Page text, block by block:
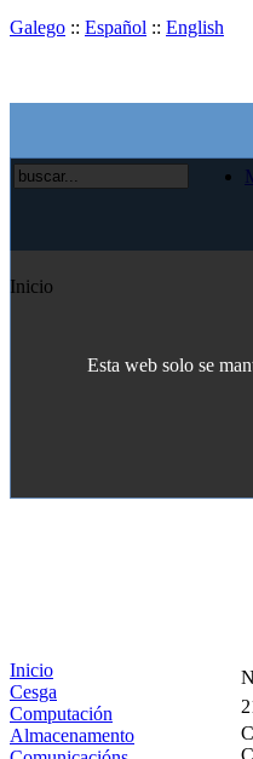
Esta web solo se
Galego :: Español :: English
Inicio
Inicio
Cesga
Computación
Almacenamento